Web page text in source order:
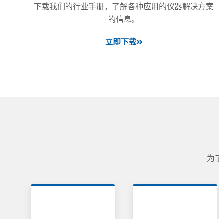
下载我们的行业手册，了解各种应用的仪器解决方案
的信息。
立即下载
为